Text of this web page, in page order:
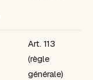
Art. 113
(règle
générale)